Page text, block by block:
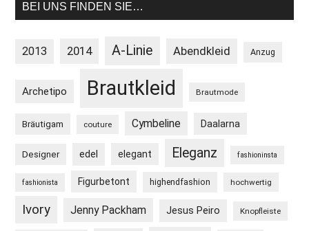
BEI UNS FINDEN SIE…
2013 2014 A-Linie Abendkleid Anzug
Archetipo Brautkleid Brautmode
Bräutigam couture Cymbeline Daalarna
Designer edel elegant Eleganz fashioninsta
fashionista Figurbetont highendfashion hochwertig
Ivory Jenny Packham Jesus Peiro Knopfleiste